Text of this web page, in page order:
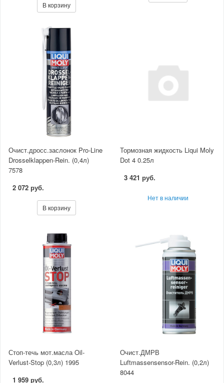
В корзину
Очист.дросс.заслонок Pro-Line
Drosselklappen-Rein. (0,4л)
7578
2 072 руб.
В корзину
Тормозная жидкость Liqui Moly
Dot 4 0.25л
3 421 руб.
Нет в наличии
Стоп-течь мот.масла Oil-
Verlust-Stop (0,3л) 1995
1 959 руб.
Очист.ДМРВ
Luftmassensensor-Rein. (0,2л)
8044